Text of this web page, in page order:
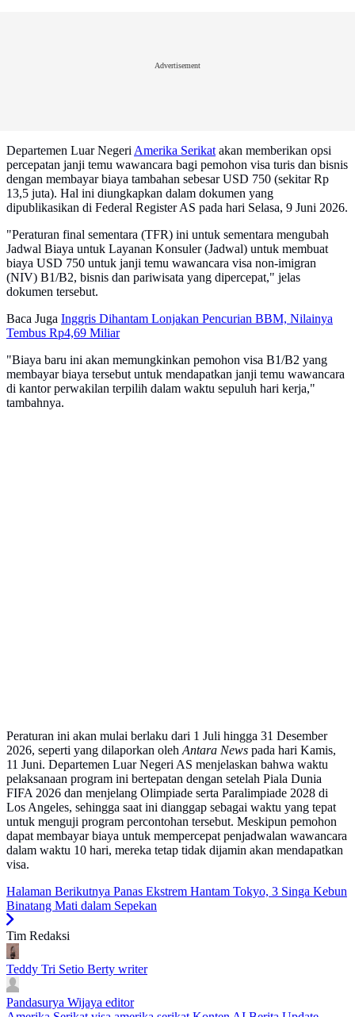
Advertisement
Departemen Luar NegeriAmerika Serikatakan memberikan opsi
percepatan janji temu wawancara bagi pemohon visa turis dan bisnis
dengan membayar biaya tambahan sebesar USD 750 (sekitar Rp
13,5 juta). Hal ini diungkapkan dalam dokumen yang
dipublikasikan di Federal Register AS pada hari Selasa, 9 Juni 2026.
"Peraturan final sementara (TFR) ini untuk sementara mengubah
Jadwal Biaya untuk Layanan Konsuler (Jadwal) untuk membuat
biaya USD 750 untuk janji temu wawancara visa non-imigran
(NIV) B1/B2, bisnis dan pariwisata yang dipercepat," jelas
dokumen tersebut.
Baca Juga Inggris Dihantam Lonjakan Pencurian BBM, Nilainya
Tembus Rp4,69 Miliar
"Biaya baru ini akan memungkinkan pemohon visa B1/B2 yang
membayar biaya tersebut untuk mendapatkan janji temu wawancara
di kantor perwakilan terpilih dalam waktu sepuluh hari kerja,"
tambahnya.
Peraturan ini akan mulai berlaku dari 1 Juli hingga 31 Desember
2026, seperti yang dilaporkan olehAntara News pada hari Kamis,
11 Juni. Departemen Luar Negeri AS menjelaskan bahwa waktu
pelaksanaan program ini bertepatan dengan setelah Piala Dunia
FIFA 2026 dan menjelang Olimpiade serta Paralimpiade 2028 di
Los Angeles, sehingga saat ini dianggap sebagai waktu yang tepat
untuk menguji program percontohan tersebut. Meskipun pemohon
dapat membayar biaya untuk mempercepat penjadwalan wawancara
dalam waktu 10 hari, mereka tetap tidak dijamin akan mendapatkan
visa.
Halaman Berikutnya Panas Ekstrem Hantam Tokyo, 3 Singa Kebun
Binatang Mati dalam Sepekan
Tim Redaksi
Teddy Tri Setio Berty writer
Pandasurya Wijaya editor